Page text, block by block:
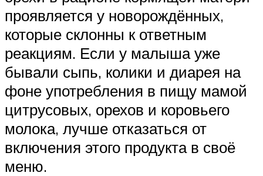
проявляется у новорождённых,
которые склонны к ответным
реакциям. Если у малыша уже
бывали сыпь, колики и диарея на
фоне употребления в пищу мамой
цитрусовых, орехов и коровьего
молока, лучше отказаться от
включения этого продукта в своё
меню.